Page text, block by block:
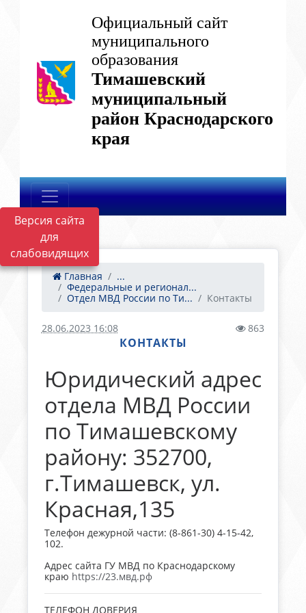
Версия сайта
для
слабовидящих
Официальный сайт
муниципального
образования
Тимашевский
муниципальный
район Краснодарского
края
Главная
...
Федеральные и регионал...
Отдел МВД России по Ти...
Контакты
28.06.2023 16:08 863
КОНТАКТЫ
Юридический адрес
отдела МВД России
по Тимашевскому
району: 352700,
г.Тимашевск, ул.
Красная,135
Телефон дежурной части: (8-861-30) 4-15-42,
102.
Адрес сайта ГУ МВД по Краснодарскому
краю https://23.мвд.рф
ТЕЛЕФОН ДОВЕРИЯ